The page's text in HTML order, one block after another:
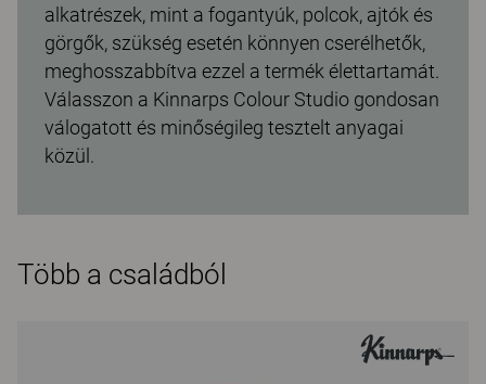
alkatrészek, mint a fogantyúk, polcok, ajtók és
görgők, szükség esetén könnyen cserélhetők,
meghosszabbítva ezzel a termék élettartamát.
Válasszon a Kinnarps Colour Studio gondosan
válogatott és minőségileg tesztelt anyagai
közül.
Több a családból